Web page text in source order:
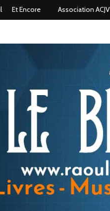
Et Encore Association ACJV